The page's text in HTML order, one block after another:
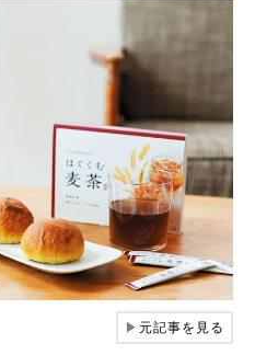
▶元記事を見る